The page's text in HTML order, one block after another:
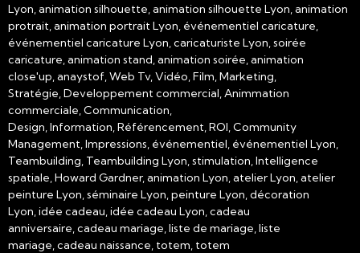
Lyon, animation silhouette, animation silhouette Lyon, animation
protrait, animation portrait Lyon, événementiel caricature,
événementiel caricature Lyon, caricaturiste Lyon, soirée
caricature, animation stand, animation soirée, animation
close'up, anaystof, Web Tv, Vidéo, Film, Marketing,
Stratégie, Developpement commercial, Animmation
commerciale, Communication,
Design, Information, Référencement, ROI, Community
Management, Impressions, événementiel, événementiel Lyon,
Teambuilding, Teambuilding Lyon, stimulation, Intelligence
spatiale, Howard Gardner, animation Lyon, atelier Lyon, atelier
peinture Lyon, séminaire Lyon, peinture Lyon, décoration
Lyon, idée cadeau, idée cadeau Lyon, cadeau
anniversaire, cadeau mariage, liste de mariage, liste
mariage, cadeau naissance, totem, totem